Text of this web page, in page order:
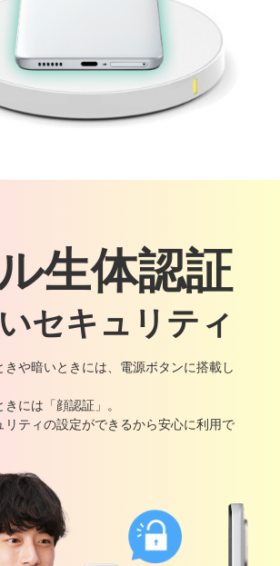
生体認証
セキュリティ
や暗いときには、電源ボタンに搭載し
には「顔認証」。
リティの設定ができるから安心に利用で